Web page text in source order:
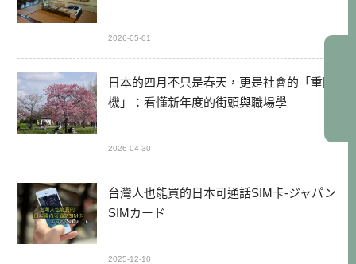
2026-05-01
日本的四月不只是春天，更是社會的「重開
機」：看懂新年度的街頭與職場學
2026-04-30
台灣人也能買的日本可通話SIM卡-ジャパン
SIMカード
2025-12-10